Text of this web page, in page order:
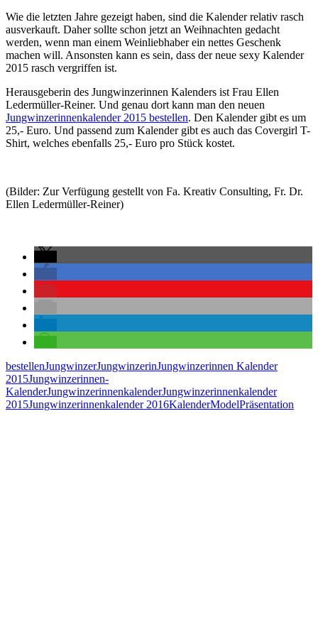
Wie die letzten Jahre gezeigt haben, sind die Kalender relativ rasch
ausverkauft. Daher sollte schon jetzt an Weihnachten gedacht
werden, wenn man einem Weinliebhaber ein nettes Geschenk
machen will. Ansonsten kann es sein, dass der neue sexy Kalender
2015 rasch vergriffen ist.
Herausgeberin des Jungwinzerinnen Kalenders ist Frau Ellen
Ledermüller-Reiner. Und genau dort kann man den neuen
Jungwinzerinnenkalender 2015 bestellen. Den Kalender gibt es um
25,- Euro. Und passend zum Kalender gibt es auch das Covergirl T-
Shirt, welches ebenfalls 25,- Euro pro Stück kostet.
(Bilder: Zur Verfügung gestellt von Fa. Kreativ Consulting, Fr. Dr.
Ellen Ledermüller-Reiner)
bestellenJungwinzerJungwinzerinJungwinzerinnen Kalender
2015Jungwinzerinnen-
KalenderJungwinzerinnenkalenderJungwinzerinnenkalender
2015Jungwinzerinnenkalender 2016KalenderModelPräsentation